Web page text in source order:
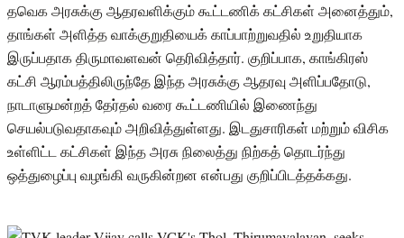
தவெக அரசுக்கு ஆதரவளிக்கும் கூட்டணிக் கட்சிகள் அனைத்தும்,
தாங்கள் அளித்த வாக்குறுதியைக் காப்பாற்றுவதில் உறுதியாக
இருப்பதாக திருமாவளவன் தெரிவித்தார். குறிப்பாக, காங்கிரஸ்
கட்சி ஆரம்பத்திலிருந்தே இந்த அரசுக்கு ஆதரவு அளிப்பதோடு,
நாடாளுமன்றத் தேர்தல் வரை கூட்டணியில் இணைந்து
செயல்படுவதாகவும் அறிவித்துள்ளது. இடதுசாரிகள் மற்றும் விசிக
உள்ளிட்ட கட்சிகள் இந்த அரசு நிலைத்து நிற்கத் தொடர்ந்து
ஒத்துழைப்பு வழங்கி வருகின்றன என்பது குறிப்பிடத்தக்கது.